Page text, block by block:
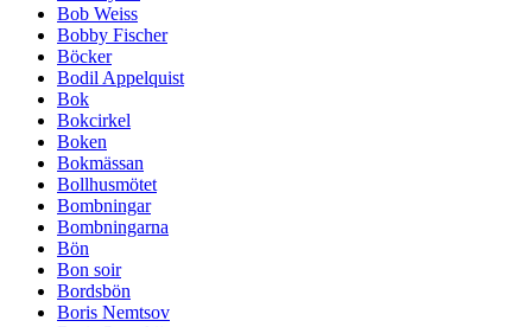
Bob Weiss
Bobby Fischer
Böcker
Bodil Appelquist
Bok
Bokcirkel
Boken
Bokmässan
Bollhusmötet
Bombningar
Bombningarna
Bön
Bon soir
Bordsbön
Boris Nemtsov